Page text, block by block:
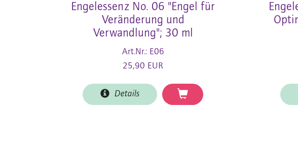
Engelessenz No. 06 "Engel für
Veränderung und
Verwandlung"; 30 ml
Art.Nr.: E06
25,90 EUR
Details